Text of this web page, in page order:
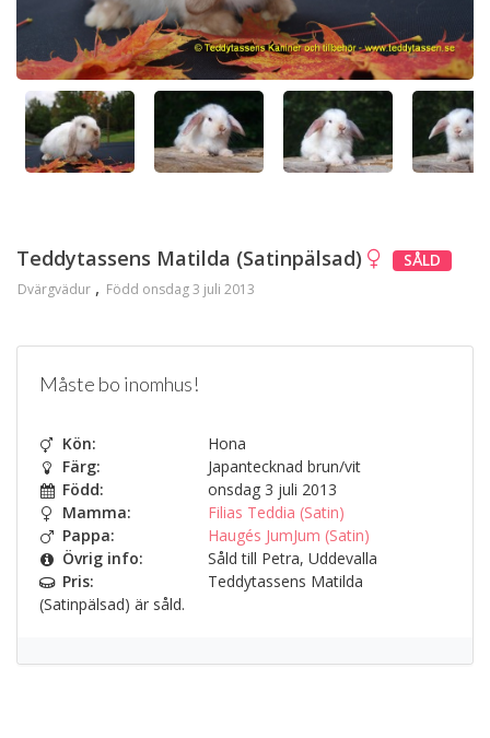
Teddytassens Matilda (Satinpälsad) SÅLD
Dvärgvädur Född onsdag 3 juli 2013
Måste bo inomhus!
Kön:
Hona
Färg:
Japantecknad brun/vit
Född:
onsdag 3 juli 2013
Mamma:
Filias Teddia (Satin)
Pappa:
Haugés JumJum (Satin)
Övrig info:
Såld till Petra, Uddevalla
Pris:
Teddytassens Matilda
(Satinpälsad) är såld.